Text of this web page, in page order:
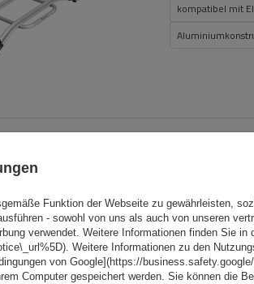
kompatibel mit
herkömmliche
Funktion der Webseite zu gewährleisten,
- sowohl von uns als auch von unseren
verwendet. Weitere Informationen finden Sie in
Weitere Informationen zu den
von Google](https://
Computer gespeichert werden. Sie können die